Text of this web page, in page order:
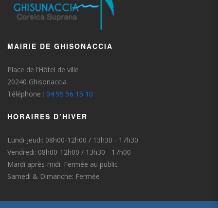
MAIRIE DE GHISONACCIA
Place de l’Hôtel de ville
20240 Ghisonaccia
Téléphone : 04 95 56 15 10
HORAIRES D’HIVER
Lundi-Jeudi: 08h00-12h00 / 13h30 - 17h30
Vendredi: 08h00-12h00 / 13h30 - 17h00
Mardi après-midi: Fermée au public
Samedi & Dimanche: Fermée